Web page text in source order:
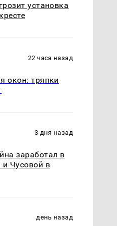
установка
22 часа назад
окон: тряпки
3 дня назад
заработал в
Чусовой в
день назад